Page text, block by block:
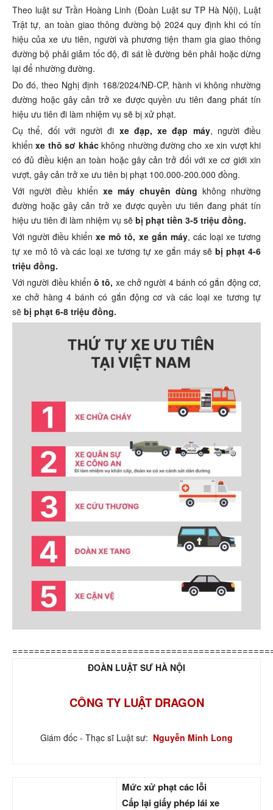
Theo luật sư Trần Hoàng Linh (Đoàn Luật sư TP Hà Nội), Luật
Trật tự, an toàn giao thông đường bộ 2024 quy định khi có tín
hiệu của xe ưu tiên, người và phương tiện tham gia giao thông
đường bộ phải giảm tốc độ, đi sát lề đường bên phải hoặc dừng
lại để nhường đường.
Do đó, theo Nghị định 168/2024/NĐ-CP, hành vi không nhường
đường hoặc gây cản trở xe được quyền ưu tiên đang phát tín
hiệu ưu tiên đi làm nhiệm vụ sẽ bị xử phạt.
Cụ thể, đối với người đi xe đạp, xe đạp máy, người điều
khiểnxe thô sơ kháckhông nhường đường cho xe xin vượt khi
có đủ điều kiện an toàn hoặc gây cản trở đối với xe cơ giới xin
vượt, gây cản trở xe ưu tiên bị phạt 100.000-200.000 đồng.
Với người điều khiển xe máy chuyên dùng không nhường
đường hoặc gây cản trở xe được quyền ưu tiên đang phát tín
hiệu ưu tiên đi làm nhiệm vụ sẽ bị phạt tiền 3-5 triệu đồng.
Với người điều khiểnxe mô tô, xe gắn máy, các loại xe tương
tự xe mô tô và các loại xe tương tự xe gắn máy sẽbị phạt 4-6
triệu đồng.
Với người điều khiển ô tô, xe chở người 4 bánh có gắn động cơ,
xe chở hàng 4 bánh có gắn động cơ và các loại xe tương tự
sẽ bị phạt 6-8 triệu đồng.
ĐOÀN LUẬT SƯ HÀ NỘI
CÔNG TY LUẬT DRAGON
Giám đốc - Thạc sĩ Luật sư: Nguyễn Minh Long
Mức xử phạt các lỗi
Cấp lại giấy phép lái xe